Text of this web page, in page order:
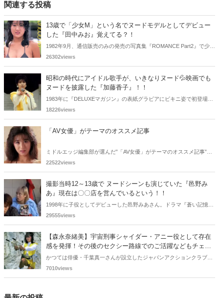
関連する投稿
13歳で「少女M」という名でヌードモデルとしてデビュー
した『田中みお』覚えてる？！
1982年9月、通信販売のみの発売の写真集『ROMANCE Part2』で少女
Mという特異な芸名でヌードモデルとしてデビューした田中みおさん
26302views
昭和の時代にアイドル歌手が、いきなりヌード💦映画でも
ヌードを披露した『加藤香子』！！
1983年に『DELUXEマガジン』の表紙グラビアにビキニ姿で初登場
し、その巨乳のスタイルとうらはらな童顔で話題を集め翌年には歌手
ます。
18226views
「AV女優」がテーマのオススメ記事
ミドルエッジ編集部が選んだ”「AV女優」がテーマのオススメ記事”。
数多くの記事から厳選したものをご紹介します！！
22522views
撮影当時12～13歳で ヌードシーンも演じていた『邑野み
あ』現在は〇〇店を営んでいるという！！
1998年に子役としてデビューした邑野みあさん。ドラマ『蒼い記憶』
や『永遠の仔』・『青春の門』等で地上波放送ながらヌードシーンを
頃に芸能界を引退され現在は川崎市で〇〇店を営んでいると言いま
す。
29555views
【森永奈緒美】宇宙刑事シャイダー・アニー役として存在
感を発揮！その後のセクシー路線でのご活躍などもチェッ
ク！
かつては俳優・千葉真一さんが設立したジャパンアクションクラブに
11期生として入団し、アクション路線でご活躍した森永奈緒美さん。
7010views